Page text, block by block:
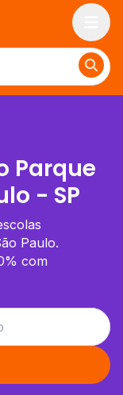
Parque
- SP
Paulo.
com